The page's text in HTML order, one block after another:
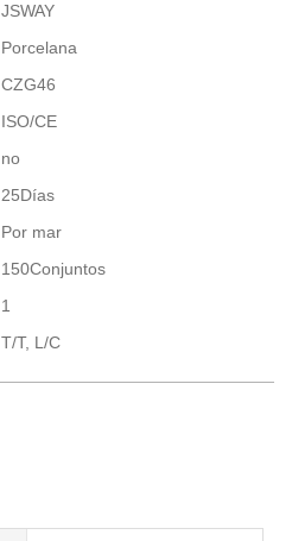
JSWAY
Porcelana
CZG46
ISO/CE
no
25Días
Por mar
150Conjuntos
1
T/T, L/C